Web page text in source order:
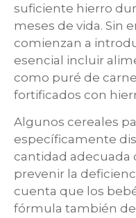
suficiente hierro
meses de vida. Sin
comienzan a
esencial incluir
como puré de
fortificados con
Algunos cereales
específicamente
cantidad adecuada
prevenir la
cuenta que los
fórmula también